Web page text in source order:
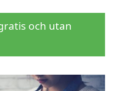
och utan